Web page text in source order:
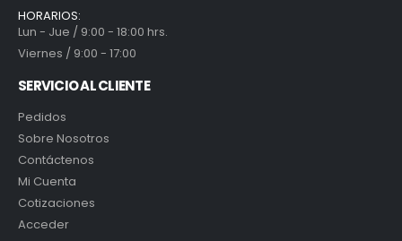
HORARIOS:
Lun - Jue / 9:00 - 18:00 hrs.
Viernes / 9:00 - 17:00
SERVICIO AL CLIENTE
Pedidos
Sobre Nosotros
Contáctenos
Mi Cuenta
Cotizaciones
Acceder